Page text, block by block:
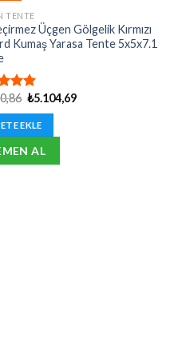
TENTE
Üçgen Gölgelik Kırmızı
Kumaş Yarasa Tente 5x5x7.1
Orijinal
₺6.380,86.
₺5.104,69Şu
EKLE
AL